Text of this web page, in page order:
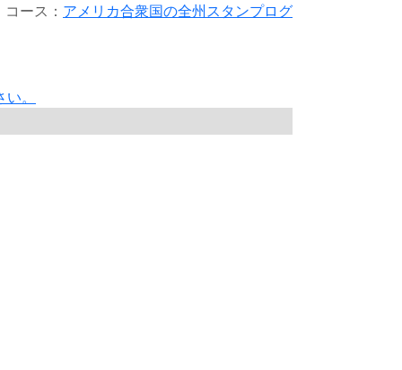
コース： アメリカ合衆国の全州スタンプログ
。